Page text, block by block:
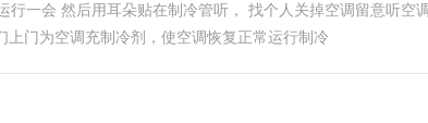
行一会 然后用耳朵贴在制冷管听， 找个人关掉空调留意听
上门为空调充制冷剂，使空调恢复正常运行制冷